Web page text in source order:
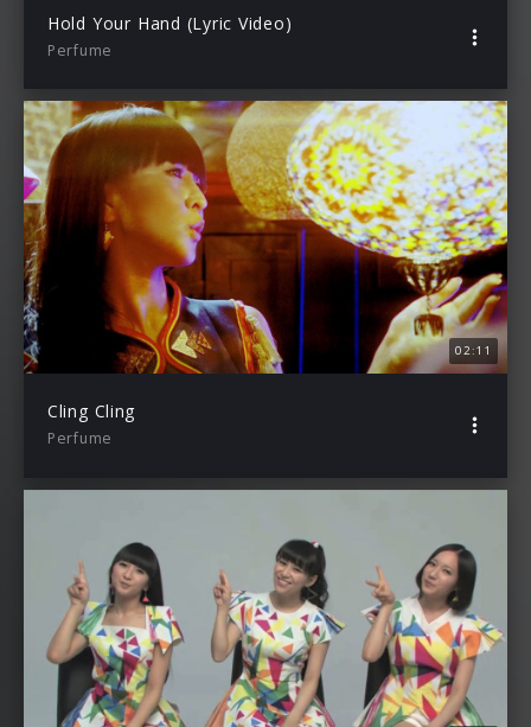
Hold Your Hand (Lyric Video)
Perfume
02:11
Cling Cling
Perfume